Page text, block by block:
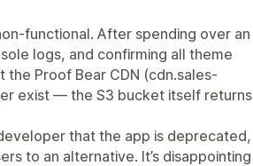
functional. After spending over an
logs, and confirming all theme
Proof Bear CDN (cdn.sales-
exist — the S3 bucket itself returns
that the app is deprecated,
to an alternative. It’s disappointing